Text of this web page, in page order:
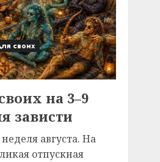
своих
на 3–9
зависти
августа. На
отпускная